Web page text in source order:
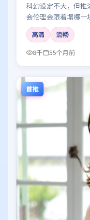
科幻设定不大，但推
会伦理会跟着塌哪
众。
高清
流畅
8千
55个月前
首推